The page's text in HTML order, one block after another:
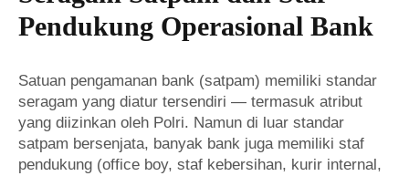
Pendukung Operasional Bank
Satuan pengamanan bank (satpam) memiliki standar
seragam yang diatur tersendiri — termasuk atribut
yang diizinkan oleh Polri. Namun di luar standar
satpam bersenjata, banyak bank juga memiliki staf
pendukung (office boy, staf kebersihan, kurir internal,